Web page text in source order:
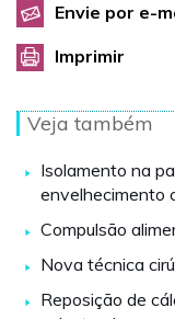
Envie por e-
Imprimir
Veja também
Isolamento na
envelhecimento
Compulsão
Nova técnica
Reposição de